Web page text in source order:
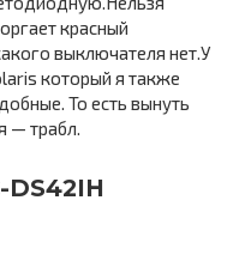
красный
выключателя нет.У
который я также
То есть вынуть
— трабл.
DS42IH